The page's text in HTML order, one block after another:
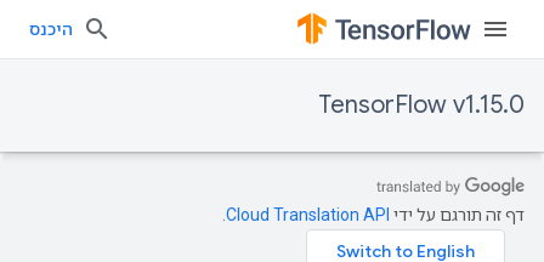
היכנס
TensorFlow v1.15.0
דף זה תורגם על ידי Cloud Translation API